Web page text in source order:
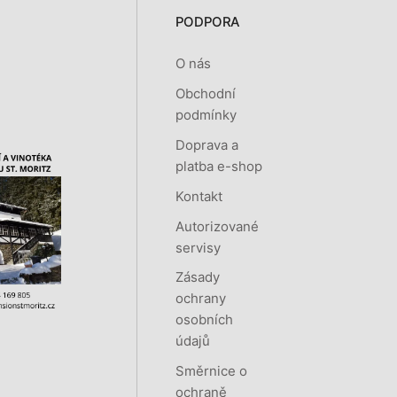
PODPORA
O nás
Obchodní
podmínky
Doprava a
platba e-shop
Kontakt
Autorizované
servisy
Zásady
ochrany
osobních
údajů
Směrnice o
ochraně